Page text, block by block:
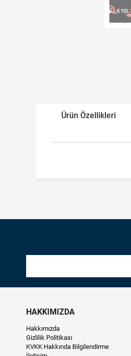
Ürün Özellikleri
HAKKIMIZDA
Hakkımızda
Gizlilik Politikası
KVKK Hakkında Bilgilendirme